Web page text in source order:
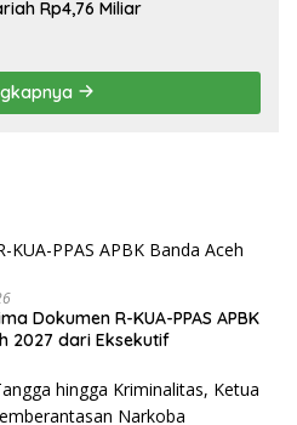
Rp4,76 Miliar
Dokumen R-KUA-PPAS APBK
2027 dari Eksekutif